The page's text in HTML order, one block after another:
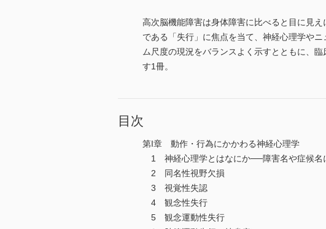
高次脳機能障害は身体障害に比べると目に見
である「失行」に焦点を当て、神経心理学や
ム尺度の現況をバランスよく示すとともに、
す1冊。
目次
第I章 動作・行為にかかわる神経心理学
1 神経心理学とはなにか──障害名や症候名
2 同名性視野欠損
3 視覚性失認
4 観念性失行
5 観念運動性失行